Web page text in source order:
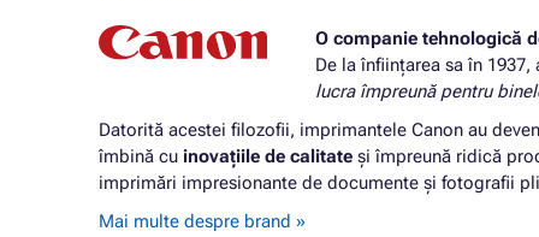
O companie tehnologică
De la înființarea sa în
lucra împreună pentru
Datorită acestei filozofii, imprimantele Canon au
îmbină cu inovațiile de calitate și împreună ridică
imprimări impresionante de documente și fotografii
Mai multe despre brand »